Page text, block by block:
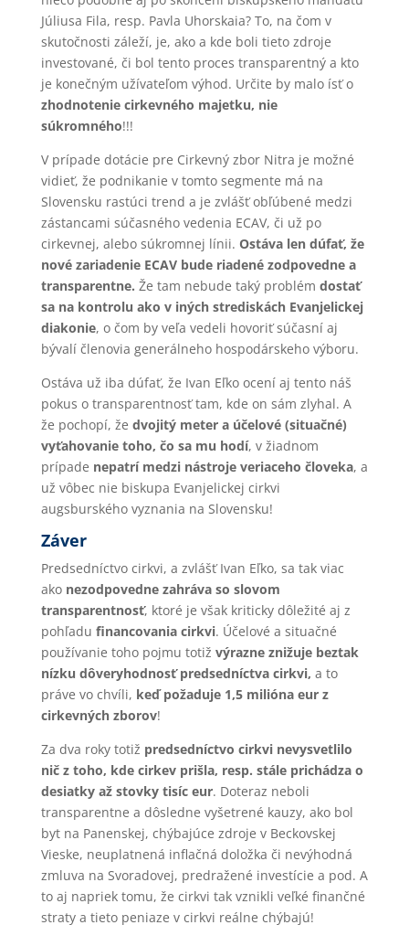
Júliusa Fila, resp. Pavla Uhorskaia? To, na čom v
skutočnosti záleží, je, ako a kde boli tieto zdroje
investované, či bol tento proces transparentný a kto
je konečným užívateľom výhod. Určite by malo ísť o
zhodnotenie cirkevného majetku, nie
súkromného!!!
V prípade dotácie pre Cirkevný zbor Nitra je možné
vidieť, že podnikanie v tomto segmente má na
Slovensku rastúci trend a je zvlášť obľúbené medzi
zástancami súčasného vedenia ECAV, či už po
cirkevnej, alebo súkromnej línii. Ostáva len dúfať, že
nové zariadenie ECAV bude riadené zodpovedne a
transparentne. Že tam nebude taký problém dostať
sa na kontrolu ako v iných strediskách Evanjelickej
diakonie, o čom by veľa vedeli hovoriť súčasní aj
bývalí členovia generálneho hospodárskeho výboru.
Ostáva už iba dúfať, že Ivan Eľko ocení aj tento náš
pokus o transparentnosť tam, kde on sám zlyhal. A
že pochopí, že dvojitý meter a účelové (situačné)
vyťahovanie toho, čo sa mu hodí, v žiadnom
prípade nepatrí medzi nástroje veriaceho človeka, a
už vôbec nie biskupa Evanjelickej cirkvi
augsburského vyznania na Slovensku!
Záver
Predsedníctvo cirkvi, a zvlášť Ivan Eľko, sa tak viac
ako nezodpovedne zahráva so slovom
transparentnosť, ktoré je však kriticky dôležité aj z
pohľadu financovania cirkvi. Účelové a situačné
používanie toho pojmu totiž výrazne znižuje beztak
nízku dôveryhodnosť predsedníctva cirkvi, a to
práve vo chvíli, keď požaduje 1,5 milióna eur z
cirkevných zborov!
Za dva roky totiž predsedníctvo cirkvi nevysvetlilo
nič z toho, kde cirkev prišla, resp. stále prichádza o
desiatky až stovky tisíc eur. Doteraz neboli
transparentne a dôsledne vyšetrené kauzy, ako bol
byt na Panenskej, chýbajúce zdroje v Beckovskej
Vieske, neuplatnená inflačná doložka či nevýhodná
zmluva na Svoradovej, predražené investície a pod. A
to aj napriek tomu, že cirkvi tak vznikli veľké finančné
straty a tieto peniaze v cirkvi reálne chýbajú!